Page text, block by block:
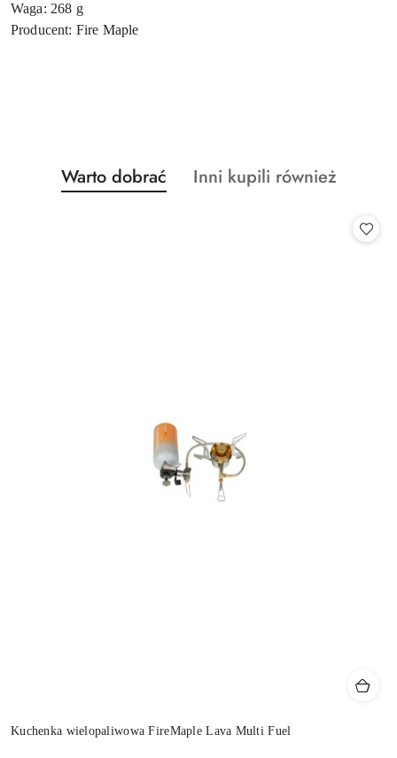
Waga: 268 g
Producent: Fire Maple
Pomiń karuzelę produktów
Produkty
o
Warto dobrać
Produkty
Inni kupili również
Kuchenka wielopaliwowa FireMaple Lava Multi Fuel